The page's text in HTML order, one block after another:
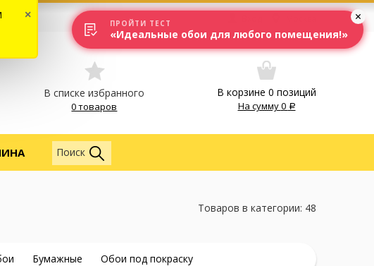
В списке избранного
0 товаров
В корзине 0 позиций
На сумму0
Везде
Поиск
Бумажные Обои под покраску
Товаров в категории: 48
×
ПРОЙТИ ТЕСТ
«Идеальные обои для любого помещения!»